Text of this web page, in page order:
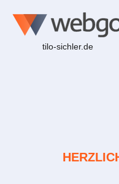
tilo-sichler.de